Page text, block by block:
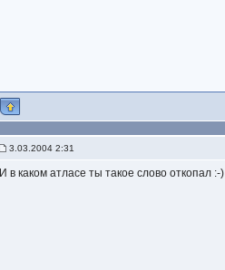
3.03.2004 2:31
И в каком атласе ты такое слово откопал :-)